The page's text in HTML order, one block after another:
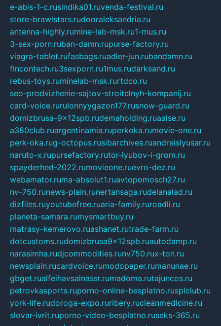
e-abis-1-c.rusindika01.ruvenda-festival.ru
store-brawlstars.rudooraleksandria.ru
antenna-highly.rumine-lab-msk.ru1-mus.ru
3-sex-porn.ruban-damn.rupurse-factory.ru
viagra-tablet.rufasbags.ruadler-jun.rubandamn.ru
fincontech.ru3sexporn.ru1mus.rudarksand.ru
rebus-toys.ruminelab-msk.rurtdco.ru
seo-prodvizhenie-sajtov-stroitelnyh-kompanij.ru
card-voice.rurulonnyygazon177.rusnow-guard.ru
domizbrusa-9x12spb.rudemaholding.ruaalse.ru
a380club.ruargentinamia.ruperkoka.rumovie-one.ru
perk-oka.rug-octopus.rusibarchives.ruandreislyusar.ru
naruto-x.rupursefactory.rutor-lyubov-i-grom.ru
spayderhed-2022.rumovieone.ruevro-dez.ru
webamator.ruma-absolut1.ruavtopomosch27.ru
nv-750.runews-plain.runertansaga.rudelanalad.ru
dizfiles.ruyoutubefree.ruaria-family.ruroadli.ru
planeta-samara.rumysmartbuy.ru
matrasy-kemerovo.ruashanet.rutrade-farm.ru
dotcustoms.rudomizbrusa9x12spb.ruautodamp.ru
narasimha.rudjcommodities.runv750.rux-ton.ru
newsplain.rucardvoice.rumodopaper.rumanunae.ru
gbget.rualfeihavsalnassr.rumadoma.rutajuncos.ru
petrovkasports.ruporno-online-besplatno.rusplclub.ru
york-life.rudoroga-expo.ruribery.rucleanmedicine.ru
slovar-ivrit.ruporno-video-besplatno.ruseks-365.ru